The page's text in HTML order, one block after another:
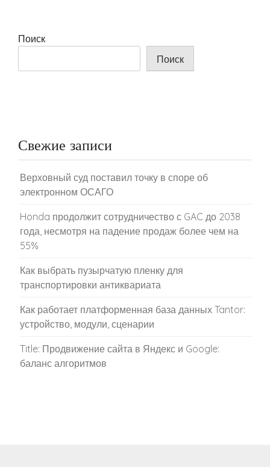
Поиск
Поиск
Свежие записи
Верховный суд поставил точку в споре об
электронном ОСАГО
Honda продолжит сотрудничество с GAC до 2038
года, несмотря на падение продаж более чем на
55%
Как выбрать пузырчатую пленку для
транспортировки антиквариата
Как работает платформенная база данных Tantor:
устройство, модули, сценарии
Title: Продвижение сайта в Яндекс и Google:
баланс алгоритмов